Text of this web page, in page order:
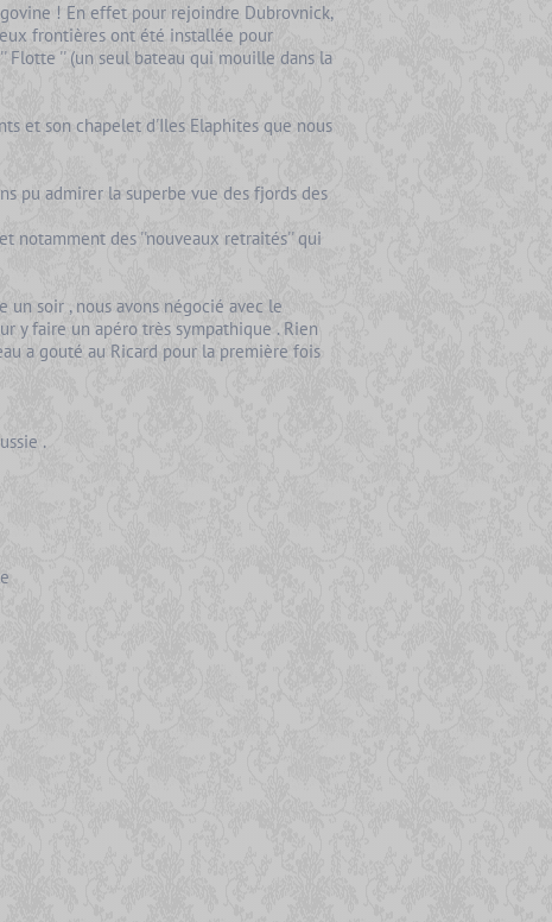
! En effet pour rejoindre Dubrovnick,
frontières ont été installée pour
Flotte '' (un seul bateau qui mouille dans la
et son chapelet d'Iles Elaphites que nous
pu admirer la superbe vue des fjords des
notamment des ''nouveaux retraités'' qui
un soir , nous avons négocié avec le
y faire un apéro très sympathique . Rien
a gouté au Ricard pour la première fois
.